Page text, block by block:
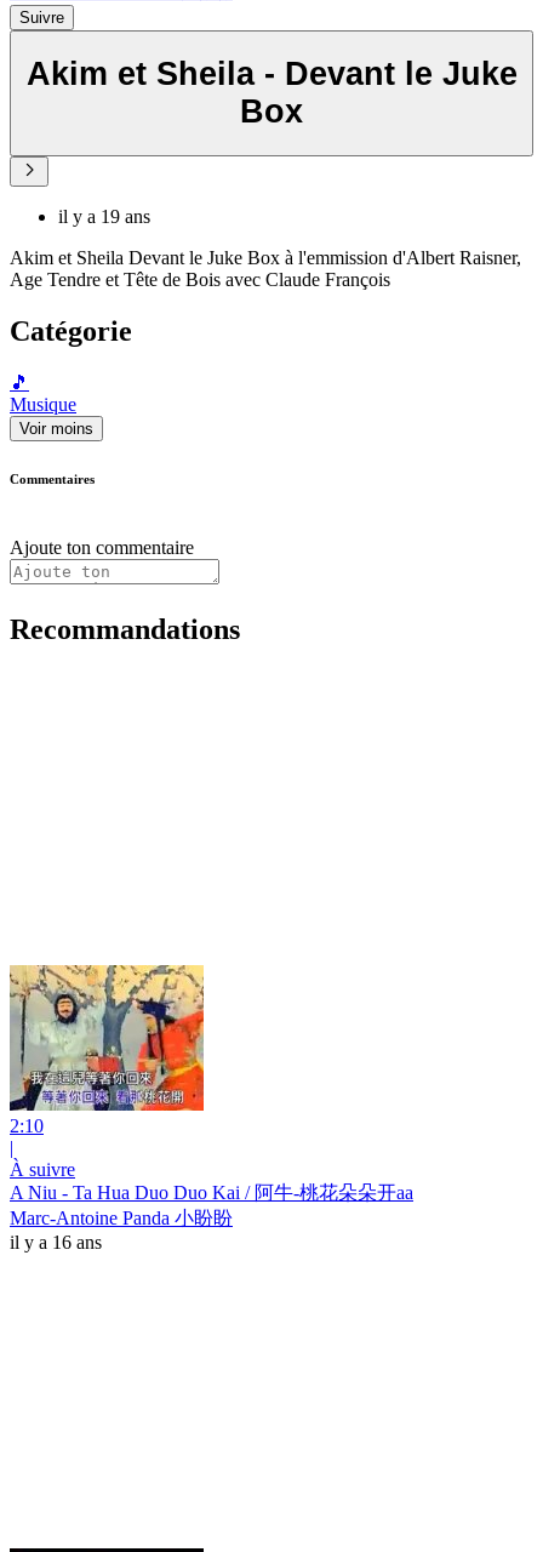
Suivre
Akim et Sheila - Devant le Juke
Box
il y a 19 ans
Akim et Sheila Devant le Juke Box à l'emmission d'Albert Raisner,
Age Tendre et Tête de Bois avec Claude François
Catégorie
🎵
Musique
Voir moins
Commentaires
Ajoute ton commentaire
Recommandations
2:10
|
À suivre
A Niu - Ta Hua Duo Duo Kai / 阿牛-桃花朵朵开aa
Marc-Antoine Panda 小盼盼
il y a 16 ans